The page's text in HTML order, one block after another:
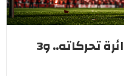
النادي الإفريقي يوسّع دائرة تحركاته.. و3